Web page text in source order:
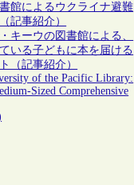
館によるウクライナ避難
記事紹介）
キーウの図書館による、
いる子どもに本を届ける
（記事紹介）
of the Pacific Library:
Sized Comprehensive